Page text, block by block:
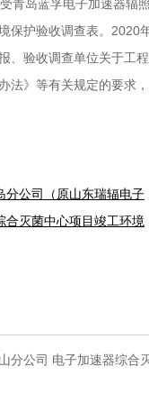
蓝孚电子加速器辐照
保护验收调查表。
、验收调查单位关于工
法》等有关规定的要
分公司（原山东瑞辐电子
合灭菌中心项目竣工环境
分公司 电子加速器综合